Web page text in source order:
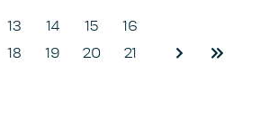
13 14 15 16
18 19 20
21
Next